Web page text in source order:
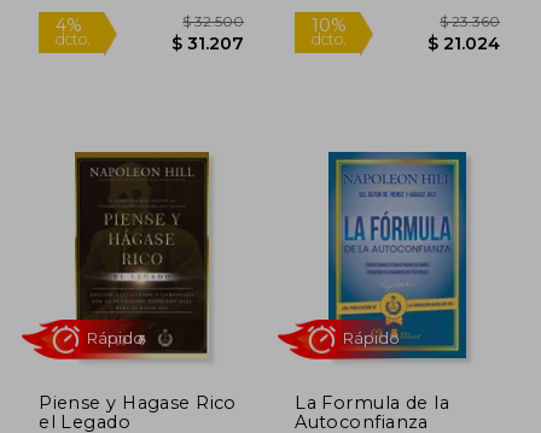
4%
dcto.
$ 32.500 10%
dcto.
Piense y Hagase Rico
el Legado
La Formula de la
Autoconfianza